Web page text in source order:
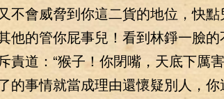
不會威脅到你這二貨的地位，快
他的管你屁事兒！看到林錚一臉
責道：“猴子！你閉嘴，天底下厲
的事情就當成理由還懷疑別人，